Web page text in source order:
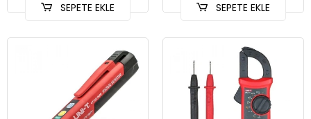
SEPETE EKLE SEPETE EKLE